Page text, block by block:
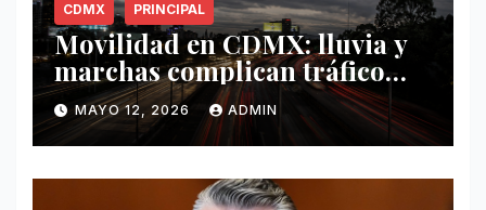
CDMX PRINCIPAL
Movilidad en CDMX: lluvia y
marchas complican tráfico
este 12 de mayo
MAYO 12, 2026 ADMIN